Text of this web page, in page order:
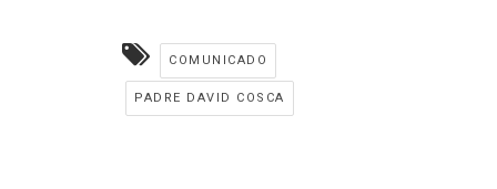
COMUNICADO
PADRE DAVID COSCA